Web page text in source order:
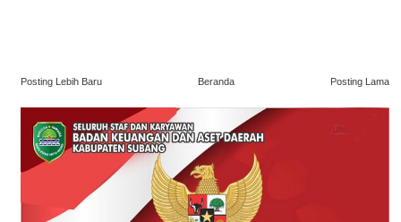
Posting Lebih Baru Posting Lama
Beranda